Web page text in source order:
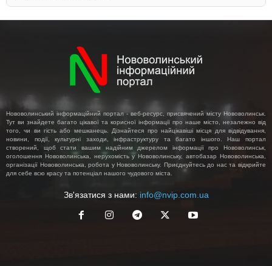
Нововолинський інформаційний портал - веб-ресурс, присвячений місту Нововолинськ.
Тут ви знайдете багато цікавої та корисної інформації про наше місто, незалежно від
того, чи ви гість або мешканець. Дізнайтеся про найцікавіші місця для відвідування,
новини, події, культурні заходи, інфраструктуру та багато іншого. Наш портал
створений, щоб стати вашим надійним джерелом інформації про Нововолинськ,
оголошення Нововолинська, нерухомість у Нововолинську, автобазар Нововолинська,
організації Нововолинська, робота у Нововолинську. Приєднуйтесь до нас та відкрийте
для себе всю красу та потенціал нашого чудового міста.
Зв'язатися з нами: info@nvip.com.ua